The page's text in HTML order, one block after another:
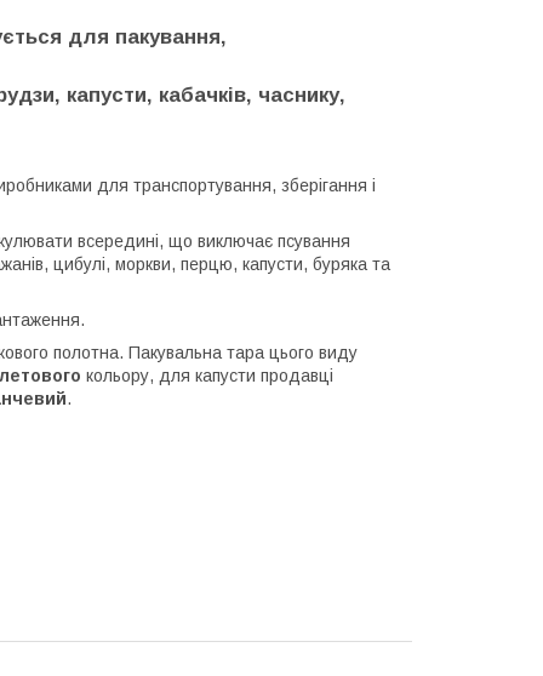
для пакування,
капусти, кабачків, часнику,
для транспортування, зберігання і
всередині, що виключає псування
цибулі, моркви, перцю, капусти, буряка та
полотна. Пакувальна тара цього виду
кольору, для капусти продавці
.